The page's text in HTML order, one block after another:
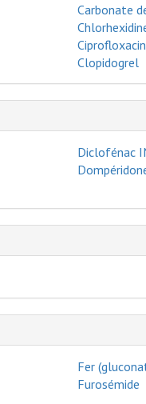
Carbonate
Clopidogrel
Diclofénac
Fer
Furosémide